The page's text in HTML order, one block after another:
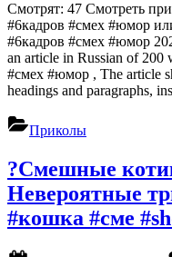
Смотрят: 47 Смотреть
#6кадров #смех #юмор
#6кадров #смех #юмор
an article in Russian of 200
#смех #юмор , The article
headings and paragraphs,
Приколы
?Смешные
Невероятные
#кошка #сме